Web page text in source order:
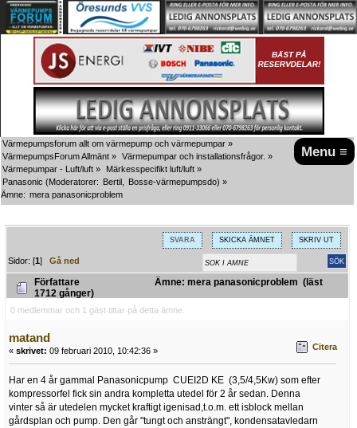
Menu ≡
Värmepumpsforum allt om värmepump och värmepumpar »
VärmepumpsForum Allmänt » Värmepumpar och installationsfrågor. »
Värmepumpar - Luft/luft » Märkesspecifikt luft/luft »
Panasonic (Moderatorer: Bertil Bosse-värmepumpsdo) »
Ämne: mera panasonicproblem
SVARA SKICKA ÄMNET SKRIV UT
Sidor: [1]Gå ned
Författare
Ämne: mera panasonicproblem (läst
1712 gånger)
0 medlemmar och 1 gäst tittar på detta ämne.
matand
« skrivet: 09 februari 2010, 10:42:36 » Citera
Har en 4 år gammal Panasonicpump CUEI2D KE (3,5/4,5Kw) som efter
kompressorfel fick sin andra kompletta utedel för 2 år sedan. Denna
vinter så är utedelen mycket kraftigt igenisad,t.o.m. ett isblock mellan
gårdsplan och pump. Den går "tungt och ansträngt", kondensatavledarn